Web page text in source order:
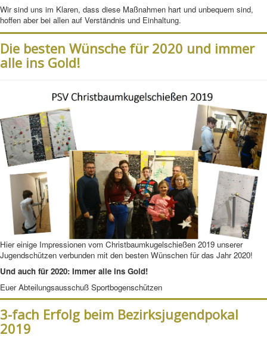
Wir sind uns im Klaren, dass diese Maßnahmen hart und unbequem sind,
hoffen aber bei allen auf Verständnis und Einhaltung.
Die besten Wünsche für 2020 und immer
alle ins Gold!
Hier einige Impressionen vom Christbaumkugelschießen 2019 unserer
Jugendschützen verbunden mit den besten Wünschen für das Jahr 2020!
Und auch für 2020: Immer alle ins Gold!
Euer Abteilungsausschuß Sportbogenschützen
3-fach Erfolg beim Bezirksjugendpokal
2019